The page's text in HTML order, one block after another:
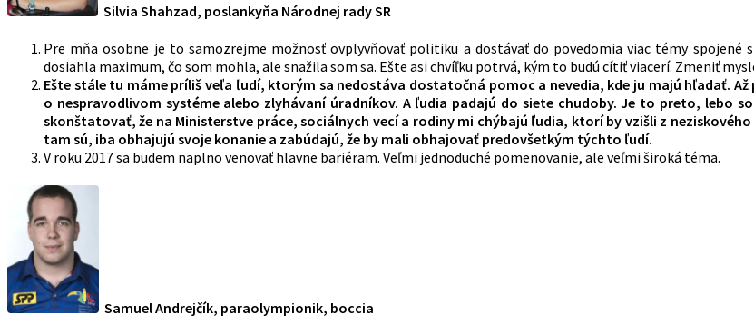
Silvia Shahzad, poslankyňa Národnej rady SR
Pre mňa osobne je to samozrejme možnosť ovplyvňovať politiku a dostávať do povedomia viac témy
dosiahla maximum, čo som mohla, ale snažila som sa. Ešte asi chvíľku potrvá, kým to budú cítiť viacerí. Zmeniť
Ešte stále tu máme príliš veľa ľudí, ktorým sa nedostáva dostatočná pomoc a nevedia, kde ju majú hľadať.
o nespravodlivom systéme alebo zlyhávaní úradníkov. A ľudia padajú do siete chudoby. Je to preto, lebo
skonštatovať, že na Ministerstve práce, sociálnych vecí a rodiny mi chýbajú ľudia, ktorí by vzišli z
tam sú, iba obhajujú svoje konanie a zabúdajú, že by mali obhajovať predovšetkým týchto ľudí.
V roku 2017 sa budem naplno venovať hlavne bariéram. Veľmi jednoduché pomenovanie, ale veľmi široká téma.
Samuel Andrejčík, paraolympionik, boccia